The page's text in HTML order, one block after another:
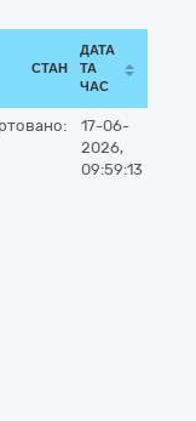
СТАН
ДАТА
ТА
ЧАС
17-06-
2026,
09:59:13